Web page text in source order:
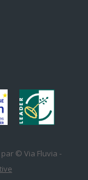
© Via Fluvia -